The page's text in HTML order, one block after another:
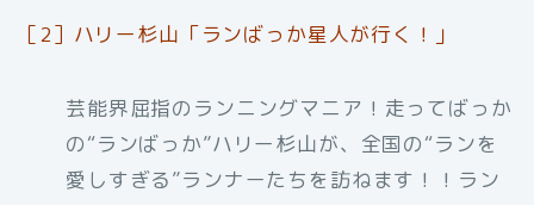
［2］ハリー杉山「ランばっか星人が行く！」
芸能界屈指のランニングマニア！走ってばっか
の“ランばっか”ハリー杉山が、全国の“ランを
愛しすぎる”ランナーたちを訪ねます！！ラン